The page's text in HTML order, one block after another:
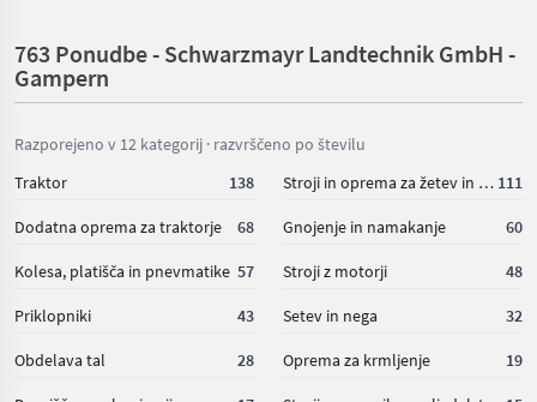
763 Ponudbe - Schwarzmayr Landtechnik GmbH -
Gampern
Razporejeno v 12 kategorij · razvrščeno po številu
Traktor
138 Stroji in oprema za žetev in spravilo 111
Dodatna oprema za traktorje 68 Gnojenje in namakanje 60
Kolesa, platišča in pnevmatike 57 Stroji z motorji 48
Priklopniki 43 Setev in nega 32
Obdelava tal 28 Oprema za krmljenje 19